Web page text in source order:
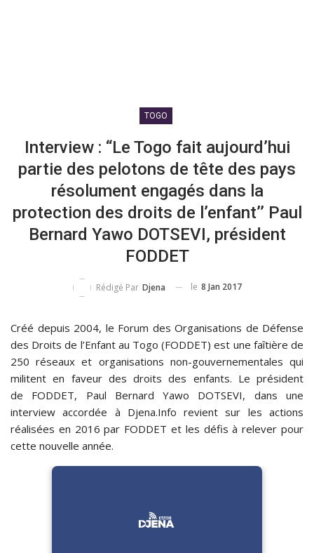
TOGO
Interview : ‘‘Le Togo fait aujourd’hui
partie des pelotons de tête des pays
résolument engagés dans la
protection des droits de l’enfant’’ Paul
Bernard Yawo DOTSEVI, président
FODDET
Rédigé Par Djena le 8 Jan 2017
Créé depuis 2004, le Forum des Organisations de Défense
des Droits de l’Enfant au Togo (FODDET) est une faîtière de
250 réseaux et organisations non-gouvernementales qui
militent en faveur des droits des enfants. Le président
de FODDET, Paul Bernard Yawo DOTSEVI, dans une
interview accordée à Djena.Info revient sur les actions
réalisées en 2016 par FODDET et les défis à relever pour
cette nouvelle année.